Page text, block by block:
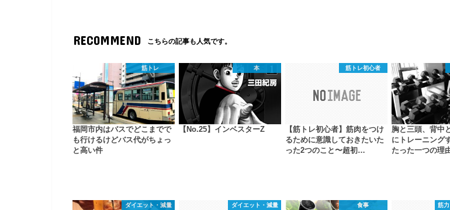
RECOMMEND こちらの記事も人気です。
筋トレ
福岡市内はバスでどこまでで
も行けるけどバス代がちょっ
と高い件
本
【No.25】インベスターZ
筋トレ初心者
【筋トレ初心者】筋肉をつけ
るために意識しておきたいた
った2つのこと〜超初…
胸と三頭、背中
にトレーニング
たった一つの理
ダイエット・減量 ダイエット・減量 食事 筋